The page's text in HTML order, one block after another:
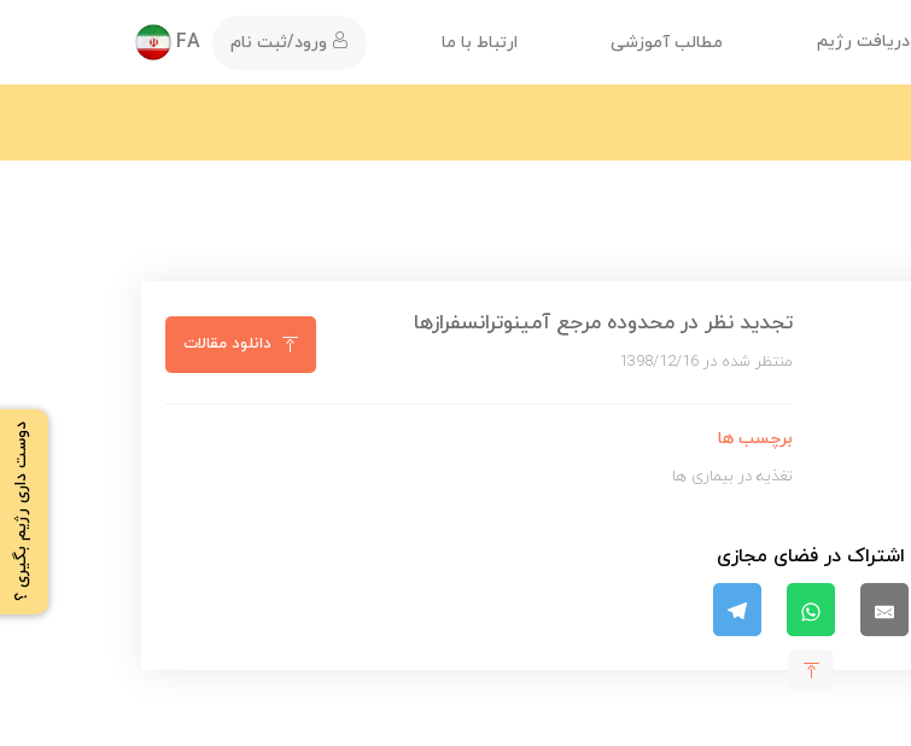
دریافت رژیم مطالب آموزشی ارتباط با ما ورود/ثبت نام FA
دوست داری رژیم بگیری ؟
تجدید نظر در محدوده مرجع آمینوترانسفرازها
منتظر شده در 1398/12/16
دانلود مقالات
برچسب ها
تغذیه در بیماری ها
اشتراک در فضای مجازی